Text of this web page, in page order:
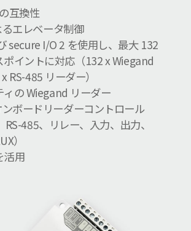
互換性
エレベータ制御
secure I/O 2 を使用し、最大 132
ポイントに対応（132 x Wiegand
RS-485 リーダー）
ィの Wiegand リーダー
ボードリーダーコントロール
RS-485、リレー、入力、出力、
）
活用